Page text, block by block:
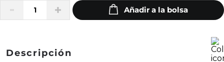
Descripción